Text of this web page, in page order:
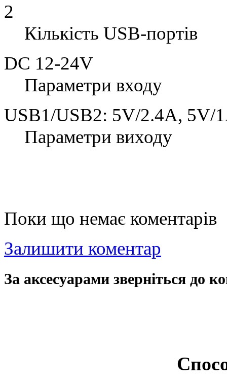
2
Кількість USB-портів
DC 12-24V
Параметри входу
USB1/USB2: 5V/2.4A, 5V/
Параметри виходу
Поки що немає коментарів
Залишити коментар
За аксесуарами зверніться до